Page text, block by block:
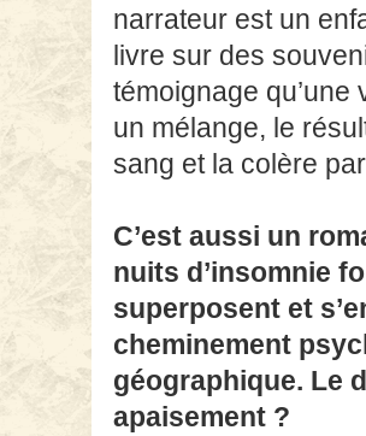
narrateur est un
livre sur des
témoignage
un mélange, le
sang et la colère
C’est aussi un
nuits d’insomnie
superposent et
cheminement
géographique. Le
apaisement ?